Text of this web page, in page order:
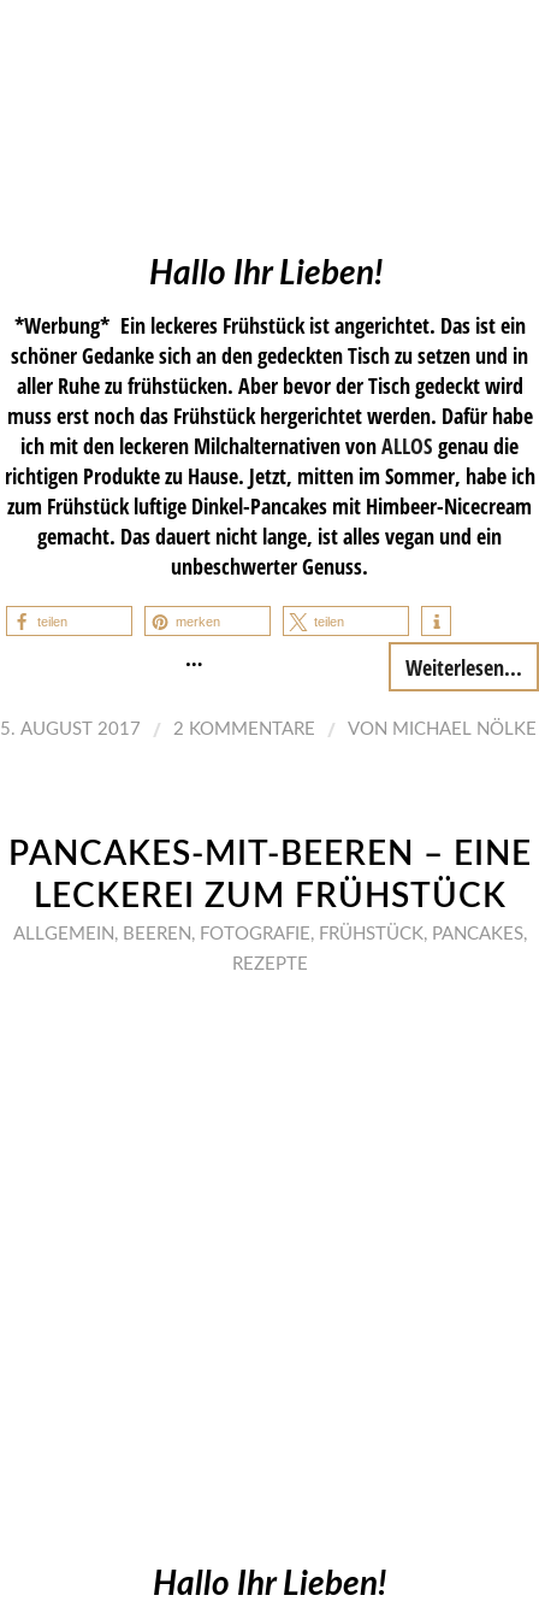
Hallo Ihr Lieben!
*Werbung* Ein leckeres Frühstück ist angerichtet. Das ist ein
schöner Gedanke sich an den gedeckten Tisch zu setzen und in
aller Ruhe zu frühstücken. Aber bevor der Tisch gedeckt wird
muss erst noch das Frühstück hergerichtet werden. Dafür habe
ich mit den leckeren Milchalternativen vonALLOS genau die
richtigen Produkte zu Hause. Jetzt, mitten im Sommer, habe ich
zum Frühstück luftige Dinkel-Pancakes mit Himbeer-Nicecream
gemacht. Das dauert nicht lange, ist alles vegan und ein
unbeschwerter Genuss.
teilen merken teilen
… Weiterlesen...
5. AUGUST 2017 / 2 KOMMENTARE / VON MICHAEL NÖLKE
PANCAKES-MIT-BEEREN – EINE
LECKEREI ZUM FRÜHSTÜCK
ALLGEMEIN , BEEREN , FOTOGRAFIE, FRÜHSTÜCK, PANCAKES,
REZEPTE
Hallo Ihr Lieben!